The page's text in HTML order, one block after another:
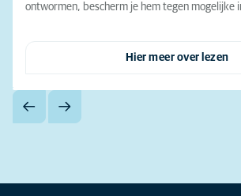
ontwormen, bescherm je hem tegen mogelijke
Hier meer over lezen